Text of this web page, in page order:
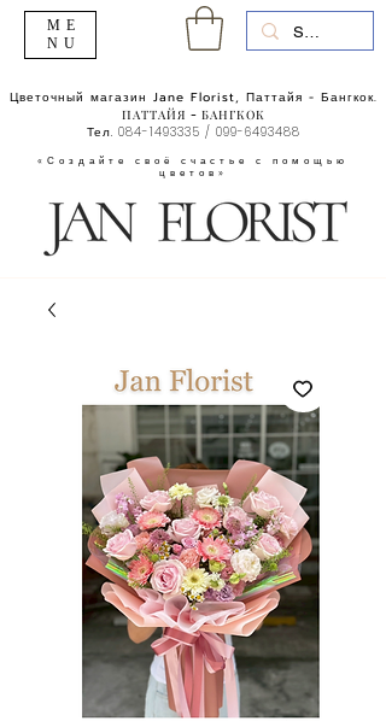
«Создайте своё счастье с помощью
цветов»
Цветочный магазин Jane Florist, Паттайя - Бангкок.
ПАТТАЙЯ - БАНГКОК
Тел. 084-1493335 / 099-6493488
ME
NU